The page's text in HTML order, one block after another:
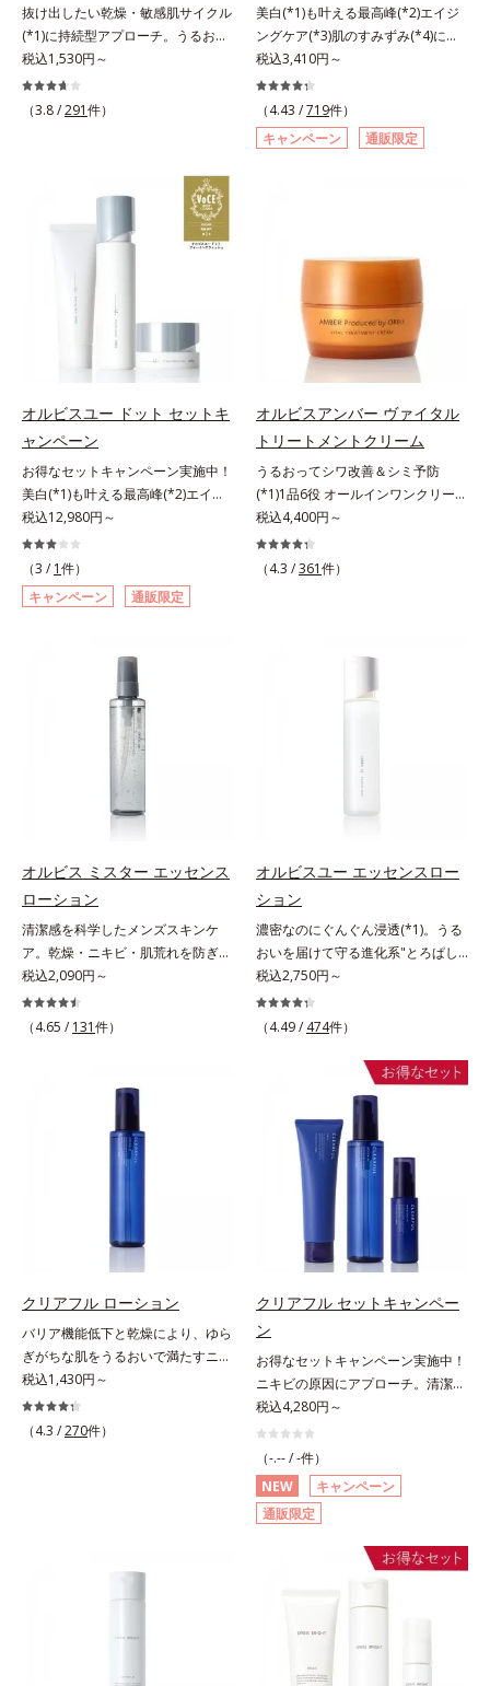
の目立ちをしっかりケア(*4)して、
ゆらぎやすいニキビ肌を、みずみず
しい清潔な垢抜け肌(*1)へと導きま
す。たっぷりの保湿成分で低刺激。
敏感肌の方にもお使いいただけます
肌）M＝しっとりタイプ（ニキビの
できやすい肌・普通肌～乾性肌）*1
洗浄による汚れの除去*2 テトラ2-
ヘキシルデカン酸アスコルビル、天
ン酸、ユズセラミド、スフィンゴ糖
脂質*3 角層内*4 うるおいによりキ
メを整えて毛穴を目立たなくする*5
すべての方に皮膚刺激がおきないと
いうわけではありません※敏感肌対
象パッチテスト済（すべての人に皮
膚刺激がおきないというわけではあ
りません）※弱酸性（ローション・
モイスチャーのみ）アレルギーテス
ト済＝全ての方にアレルギーが起こ
らないということではありません。
ノンコメドジェニックテスト済＝す
べての人にコメド（ニキビのもと）
ができないというわけではありませ
ん。
乾燥による*2 クエン酸配合＝角層
柔軟成分*3 イソペンチルジオール
配合＝保湿成分*4 ツボクサ葉エキ
ス配合＝保湿成分*5 パルミチン酸
アスコルビルリン酸3Na配合＝保湿
成分*6 セラミドNP、セラミド
NG、セラミドAP配合＝保湿成分*7
抜け出したい乾燥・敏感肌サイクル
(*1)に持続型アプローチ。うるおい
を追求した敏感肌用保湿スキンケア
(*2)。うるおいを逃し、刺激を受け
やすい角層の“乾燥敏感スランプ
望の敏感肌用保湿スキンケアライン
「オルビス アクアニスト」。乾燥
敏感スランプの原因にアプローチす
る持続型トリプルアミノ酸(*4)を配
異物として排出されにくく、肌にと
どまってうるおいを蓄えてくれま
す。刺激を受けやすくなった角層を
うるおいで満たし、脱・敏感肌を目
指します。無油分・無着色・無香
料・アルコールフリー・界面活性剤
不使用(*5)・パラベンフリー、6つ
のフリー処方で徹底的に肌に寄り添
います。*1 乾燥と敏感をくり返す
こと*2 敏感肌対象連用テスト済
（すべての方のお肌に合うというこ
とではありません）*3 乾燥して敏
感に感じやすい状態のこと*4 発酵
アミノ酸（ポリグルタミン酸）配合
＝乾燥を防ぎ、うるおいに満ちた肌
（エルゴチオネイン）配合＝肌を整
え、すこやかに保つ保湿成分、微生
物由来アミノ酸（エクトイン）配合
＝乱れた角層にうるおいを与え、肌
荒れを防ぐ保湿成分*5 ウォッシュ
を除くLM＝さっぱり高保湿タイプ
（脂性肌～普通肌）RM＝しっとり
高保湿タイプ（普通肌～超乾性肌）
税込1,530円～
（3.8 /291件）
美白(*1)も叶える最高峰(*2)エイジ
ングケア(*3)肌のすみずみ(*4)にし
みわたるうるおい充満ローション。
ハリも透明感(*5)も結果主義。年齢
サイン(*6)の因子に着目した肌科学
エイジングケア(*3)シリーズ。オル
ビスユー ドットシリーズは、年齢
ころ、弾力感のない状態である「ハ
リのなさ」や、くすみ(*7)などが現
れている状態である「透明感のな
さ」が、大人の肌印象に大きな影響
を与えていることがわかりました。
そこでオルビスユー ドットシリー
ズは美容成分(*8)として「G.D.F.ア
クティベーター(*9)」を配合。そし
て、従来から配合している美白(*1)
有効成分「トラネキサム酸」を配合
しました。さらに、シリーズ共通の
美容成分「GLルートブースター
(*10)」を配合することで、肌のふ
っくら感や透明感を叶えます。美白
果的なシナジー設計で、あなたのエ
ラニンの生成を抑え、シミ・ソバカ
湿力*3 年齢に応じたお手入れのこ
と*4 角層まで*5 うるおいによ
る*6 乾燥、ハリ・ツヤのなさ
ロニセラカエルレア果汁、ノバラエ
キス配合＝うるおいを与えハリと透
明感に満ちた肌へ導く保湿成分
*10 メマツヨイグサ抽出液、スイ
カズラエキス配合＝角層のすみずみ
まで水分・油分を保ち、ハリ・ツヤ
を与える保湿成分*11 気持ちのこ
と
税込3,410円～
（4.43 /719件）
キャンペーン
通販限定
オルビスユー ドット セットキ
ャンペーン
お得なセットキャンペーン実施中！
美白(*1)も叶える最高峰(*2)エイジ
ングケア(*3)。ハリも透明感(*4)も
結果主義。年齢サイン(*5)の因子に
着目した肌科学エイジングケア(*3)
シリーズ。オルビスユー ドットシ
リーズは、年齢による肌悩み一つ一
ていることの根本原因に着目。加齢
とともに現れる年齢サイン(*5)につ
いて研究を進めたところ、弾力感の
ない状態である「ハリのなさ」や、
くすみ(*6)などが現れている状態で
ある「透明感のなさ」が現れること
で大人の肌印象に大きな影響を与え
ていることが分かりました。そこで
オルビスユー ドットシリーズは美
容成分(*7)として「G.D.F.アクティ
ベーター(*8)」を配合。そして、従
来から配合している美白有効成分
「トラネキサム酸」を配合しまし
た。さらに、シリーズ共通の美容成
分(*7)「GLルートブースター(*9)」
を配合することで、肌のふっくら感
や透明感を叶えます。美白ケアしな
(*10)のハリと透明感を。効果的な
シナジー設計で、あなたのエイジン
グケアを応援します。*1 メラニン
の生成を抑え、シミ・ソバカスを防
るおいによる*5 乾燥、ハリ・ツヤ
のなさ*6 乾燥による*7 保湿成分*8
ロニセラカエルレア果汁、ノバラエ
明感に満ちた肌へ導く保湿成分*9
メマツヨイグサ抽出液、スイカズラ
エキス配合＝角層のすみずみまで水
分・油分を保ち、ハリ・ツヤを与え
る保湿成分*10 気持ちのこと各商品
税込12,980円～
（3 / 1件）
キャンペーン
通販限定
オルビスアンバー ヴァイタル
トリートメントクリーム
うるおってシワ改善＆シミ予防
(*1)1品6役 オールインワンクリー
ム。オルビスアンバーは、いつも⾃
然体で美しくありたいと願う⼤⼈世
代に寄り添うブランドです。年齢印
れで賢いケアを。ライフスタイルに
ポートをします。オルビスアンバー
リートメントクリーム」は、1品
で、化粧水、クリーム、シワ改善・
美白(*1)美容液、乳液・保湿液、ネ
担い、複合的にアプローチ。Wナイ
アシン(*4)によるシワ改善・シミ予
防に加え、複合成分コラーゲンコン
プレックスSPが肌のハリを徹底サポ
ート。肌なじみのよいクリーム構造
で角層まで保湿成分が浸透し、うる
おいをギュッと閉じ込めます。洗顔
の後、これ1品だけでマルチにケ
ハリ感のあるなめらかな肌を叶えま
す。*1 メラニンの生成を抑え、シ
ミ・ソバカスを防ぐ*2 肌にハリを
与え若々しい印象*3 首のうるおい
ケアとして*4 ナイアシンアミド
税込4,400円～
（4.3 /361件）
オルビス ミスター エッセンス
ローション
清潔感を科学したメンズスキンケ
ア。乾燥・ニキビ・肌荒れを防ぎハ
リ・ツヤのある、好印象な清潔透明
肌(*1)へ。オルビス ミスターは、男
性の清潔感、爽やかさ、若々しさの
であること(*2)を業界で初めて発見
(*3)。ニキビ・肌荒れ予防有効成分
と保湿成分を新たに配合。これまで
の乾燥・テカリへのケアはそのまま
ローチする進化を遂げました。うる
おいを逃しやすい男性肌に着目し、
アイテム同士をなじみやすくする
8アイテム分の機能を3ステップに集
約し、よりシンプルなお手入れで、
ハリ・ツヤのある好印象な清潔透明
肌(*1)へ導きます。*1 うるおいによ
る透明感のある肌*2 男性の顔画像
データベースPubMed及びGoogle
scholarにより国内化粧品業界にお
ーラ化成研究所調べ）
税込2,090円～
（4.65 / 131件）
オルビスユー エッセンスロー
ション
濃密なのにぐんぐん浸透(*1)。うる
おいを届けて守る進化系"とろぱし
ゃ"ローション。7000種を超える成
分から厳選し、「うるおいの質
(*1)」に着目した初期エイジングケ
来のうるおいやバリア機能にアプロ
ーチする初期エイジングケアシリー
ズです。「うるおいの質」に着目
し、肌荒れを予防しながらうるおい
に満ちた美しい肌へと導きます。ポ
ーラ・オルビスグループ独自の肌荒
れ防止有効成分として、「DF-パン
テノール(*3)」を国内唯一(*4)、高
濃度で配合。角層のバリア機能にア
プローチして肌荒れを防ぎ、肌不調
にゆらがない肌を叶えます。そし
成分「MCアクティベーター
(*5)」。肌のうるおいを引き出し・
高めて、ハリ感あふれる肌へと導き
ます。うるおいに満ちたゆらがない
肌をご体感いただくために設計され
た3ステップで、いつも力強く美し
くあり続けるあなたを応援します。
*1 肌にうるおいが満ち、維持され
ている状態*2 年齢に応じたお手入
れのこと*3 デクスパンテノール
W*4 2022年5月 Mintel社データベ
ース及び先行技術調査による当社調
にうるおいを与え、うるおいに満ち
たハリツヤ肌へ導く保湿成分
税込2,750円～
（4.49 / 474件）
クリアフル ローション
バリア機能低下と乾燥により、ゆら
ぎがちな肌をうるおいで満たすニキ
ビ対策化粧水。「ニキビをくり返し
てしまう」「毛穴目立ちが気にな
る」「マスク生活であごや口まわり
体をはじめとした5種の整肌成分
税込1,430円～
（4.3 /270件）
クリアフル セットキャンペー
ン
お得なセットキャンペーン実施中！
ニキビの原因にアプローチ。清潔な
垢抜け肌(*1)へ。「ニキビをくり返
してしまう」「毛穴目立ち(*2)が気
になる」「マスク生活であごや口ま
わりのニキビが気になる」というお
悩みに。くり返しニキビの根本原因
「肌のバリア機能の低下」と、肌悩
み「毛穴の目立ち」の両方にWでア
プローチする、薬用ニキビ対策スキ
物由来成分とコラーゲンが肌をいた
わりながらうるおいを与え、バリア
機能を維持。ニキビができにくい肌
を目指します。さらにビタミンC誘
税込4,280円～
（-.-- / -件）
NEW
キャンペーン
通販限定